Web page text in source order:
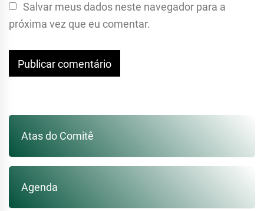
Salvar meus dados neste navegador para a
próxima vez que eu comentar.
Atas do Comitê
Agenda